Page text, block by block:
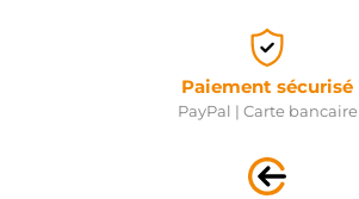
Paiement sécurisé
PayPal | Carte bancaire